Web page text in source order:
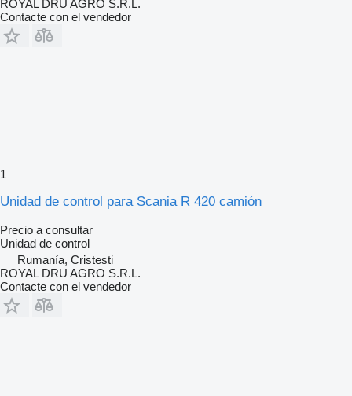
ROYAL DRU AGRO S.R.L.
Contacte con el vendedor
1
Unidad de control para Scania R 420 camión
Precio a consultar
Unidad de control
Rumanía, Cristesti
ROYAL DRU AGRO S.R.L.
Contacte con el vendedor